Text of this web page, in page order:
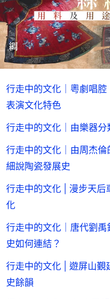
行走中的文化｜粵劇唱
表演文化特色
行走中的文化｜由樂器
行走中的文化｜由周杰
細說陶瓷發展史
行走中的文化 | 漫步天
化
行走中的文化｜唐代劉
史如何連結？
行走中的文化 | 遊屏山
史餘韻